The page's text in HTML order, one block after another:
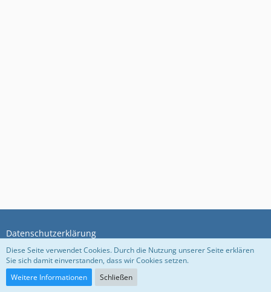
Datenschutzerklärung
Community-Software:
Diese Seite verwendet Cookies. Durch die Nutzung unserer Seite erklären
Sie sich damit einverstanden, dass wir Cookies setzen.
Weitere Informationen
Schließen